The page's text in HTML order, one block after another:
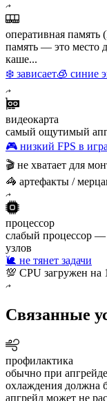
оперативная память
память — это место
каше...
❄️ зависает🧊 синие
видеокарта
самый ощутимый
🎮 низкий FPS в
🎬 не хватает для
🦓 артефакты /
процессор
слабый процессор —
узлов
🐌 не тянет задачи
💯 CPU загружен на
Связанные
профилактика
обычно при
охлаждения должна
апгрейд может не